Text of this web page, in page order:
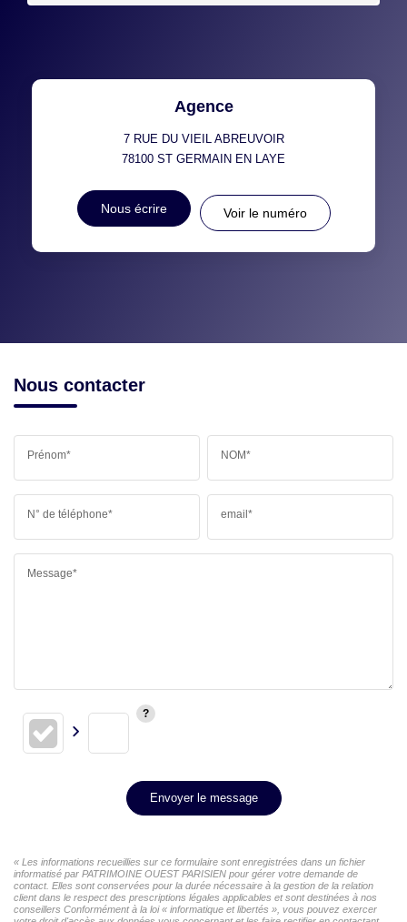
Agence
7 RUE DU VIEIL ABREUVOIR
78100 ST GERMAIN EN LAYE
Nous écrire Voir le numéro
Nous contacter
Prénom* NOM*
N° de téléphone* email*
Message*
Envoyer le message
« Les informations recueillies sur ce formulaire sont enregistrées dans un fichier
informatisé par PATRIMOINE OUEST PARISIEN pour gérer votre demande de
contact. Elles sont conservées pour la durée nécessaire à la gestion de la relation
client dans le respect des prescriptions légales applicables et sont destinées à nos
conseillers Conformément à la loi « informatique et libertés », vous pouvez exercer